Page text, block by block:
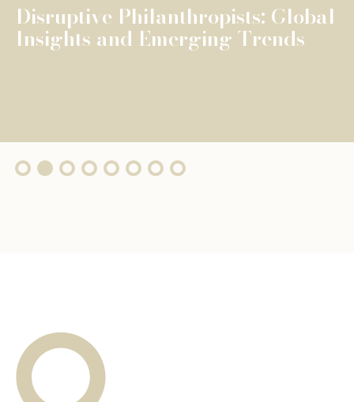
The Fondation de Luxembourg
surpasses €100 million in total
grants, wi...